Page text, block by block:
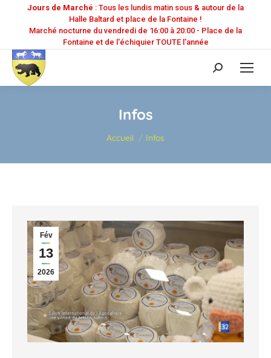
Jours de Marché : Tous les lundis matin sous & autour de la
Halle Baltard et place de la Fontaine !
Marché nocturne du vendredi de 16:00 à 20:00 - Place de la
Fontaine et de l'échiquier TOUTE l'année
Recherche
:
Infos
Vous êtes ici :
Accueil Infos
Fév
13
2026